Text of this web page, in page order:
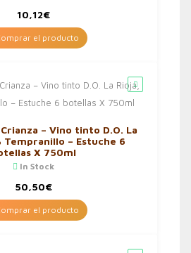
10,12€
el producto
– Vino tinto D.O. La
Tempranillo – Estuche 6
X 750ml
In Stock
50,50€
el producto